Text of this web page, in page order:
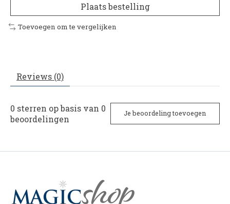
Plaats bestelling
Toevoegen om te vergelijken
Reviews (0)
0 sterren op basis van 0
beoordelingen
Je beoordeling toevoegen